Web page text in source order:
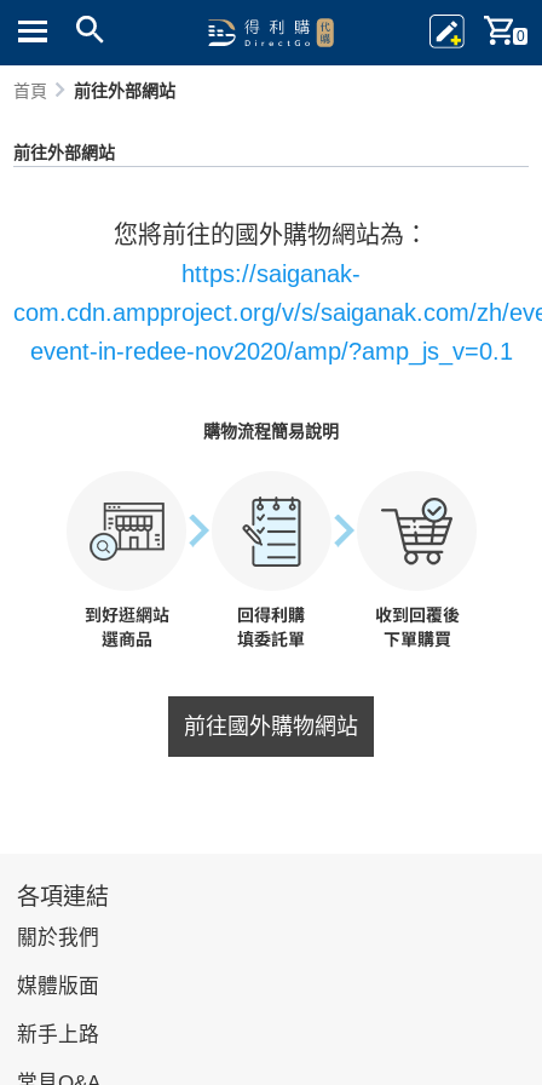
0
首頁 前往外部網站
前往外部網站
您將前往的國外購物網站為：
https://saiganak-
com.cdn.ampproject.org/v/s/saiganak.com/zh/
event-in-redee-nov2020/amp/?amp_js_v=0.1
購物流程簡易說明
前往國外購物網站
各項連結
關於我們
媒體版面
新手上路